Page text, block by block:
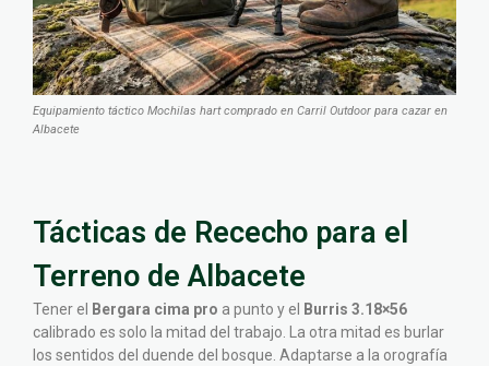
Equipamiento táctico Mochilas hart comprado en Carril Outdoor para cazar en
Albacete
Tácticas de Rececho para el
Terreno de Albacete
Tener el Bergara cima pro a punto y el
Burris 3.18×56
calibrado es solo la mitad del trabajo. La otra mitad es burlar
los sentidos del duende del bosque. Adaptarse a la orografía